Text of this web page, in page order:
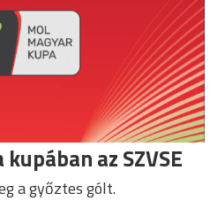
az SZVSE
a győztes gólt.